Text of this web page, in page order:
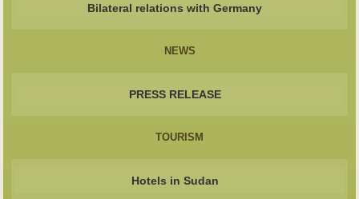
Bilateral relations with Germany
NEWS
PRESS RELEASE
TOURISM
Hotels in Sudan